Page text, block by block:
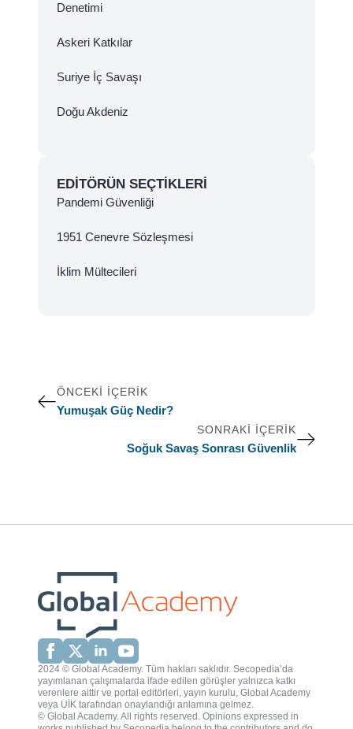
Denetimi
Askeri Katkılar
Suriye İç Savaşı
Doğu Akdeniz
EDITÖRÜN SEÇTIKLERI
Pandemi Güvenliği
1951 Cenevre Sözleşmesi
İklim Mültecileri
ÖNCEKI İÇERIK
Yumuşak Güç Nedir?
SONRAKI İÇERIK
Soğuk Savaş Sonrası Güvenlik
2024 © Global Academy. Tüm hakları saklıdır. Secopedia’da
yayımlanan çalışmalarda ifade edilen görüşler yalnızca katkı
verenlere aittir ve portal editörleri, yayın kurulu, Global Academy
veya UİK tarafından onaylandığı anlamına gelmez.
© Global Academy. All rights reserved. Opinions expressed in